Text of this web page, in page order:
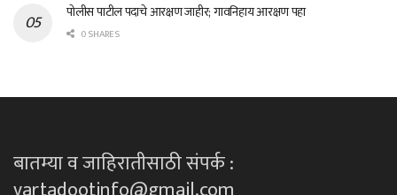
पोलीस पाटील पदाचे आरक्षण जाहीर; गावनिहाय आरक्षण पहा
0 SHARES
बातम्या व जाहिरातीसाठी संपर्क :